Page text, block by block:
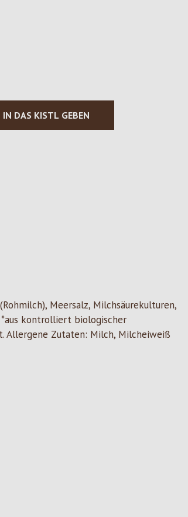
IN DAS KISTL GEBEN
Meersalz, Milchsäurekulturen,
*aus kontrolliert biologischer
Allergene Zutaten: Milch, Milcheiweiß